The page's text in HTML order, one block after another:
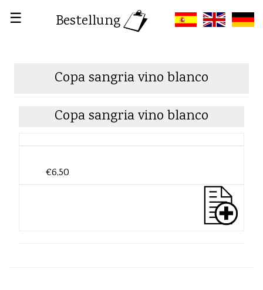
☰ Bestellung
Copa sangria vino blanco
Copa sangria vino blanco
€6,50